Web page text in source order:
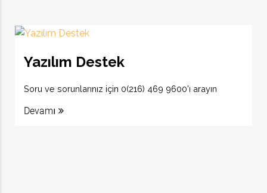
Yazılım Destek
Soru ve sorunlarınız için 0(216) 469 9600'ı arayın
Devamı